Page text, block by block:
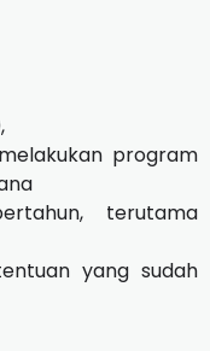
program
terutama
yang sudah